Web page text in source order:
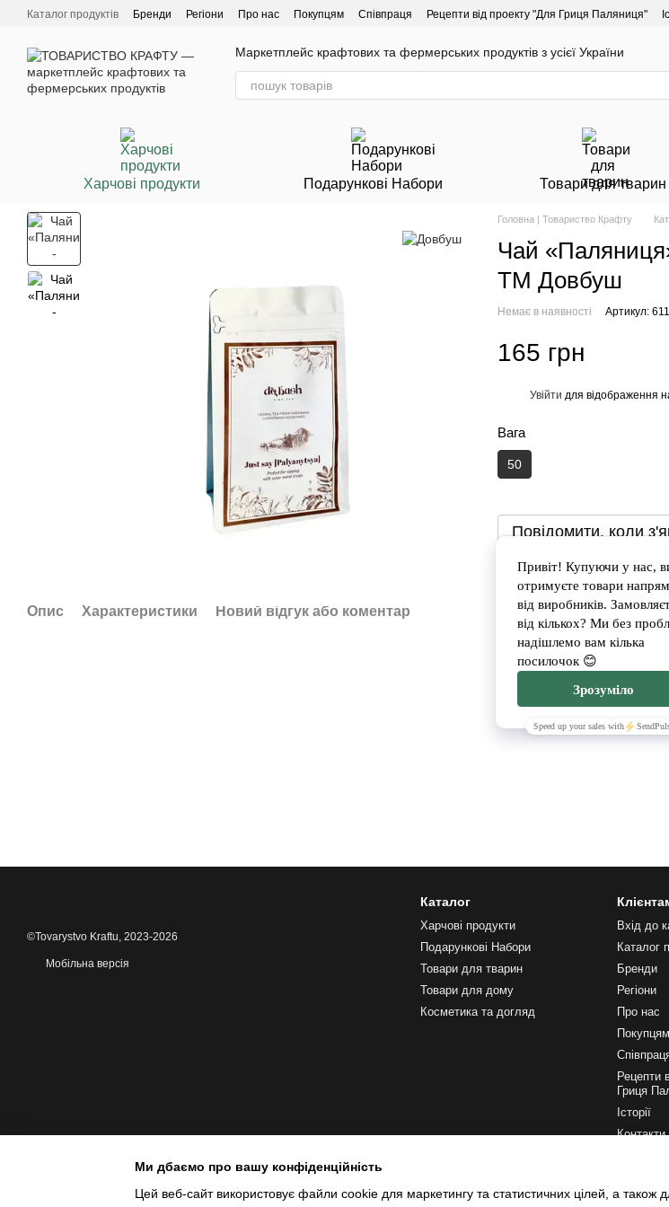
Перейти до основного контенту
Каталог продуктів Бренди Регіони Про нас Покупцям Співпраця Рецепти від проекту "Для Гриця Паляниця"
Маркетплейс крафтових та фермерських продуктів з усієї України
Харчові продукти Подарункові Набори Товари для тварин
Опис Характеристики Новий відгук або коментар
Головна | Товариство Крафту
Чай
ТМ Довбуш
Немає в наявності Артикул:
165 грн
Увійти для відображення
Вага
50
Повідомити, коли
Доставка Оплата
©Tovarystvo Kraftu, 2023-2026
Мобільна версія
Каталог
Харчові продукти
Подарункові Набори
Товари для тварин
Товари для дому
Косметика та догляд
Вхід до
Каталог
Бренди
Регіони
Про нас
Покупцям
Рецепти
Гриця
Історії
Контакти
Ми дбаємо про вашу конфіденційність
Цей веб-сайт використовує файли cookie для маркетингу та статистичних цілей, а також